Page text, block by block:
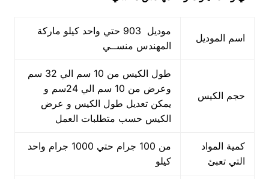
اسم الموديل
موديل 903 حتي واحد كيلو ماركة
المهندس منســي
حجم الكيس
طول الكيس من 10 سم الي 32 سم
وعرض من 10 سم الي 24سم و
يمكن تعديل طول الكيس و عرض
الكيس حسب متطلبات العمل
كمية المواد
التي تعبئ
من 100 جرام حتي 1000 جرام واحد
كيلو